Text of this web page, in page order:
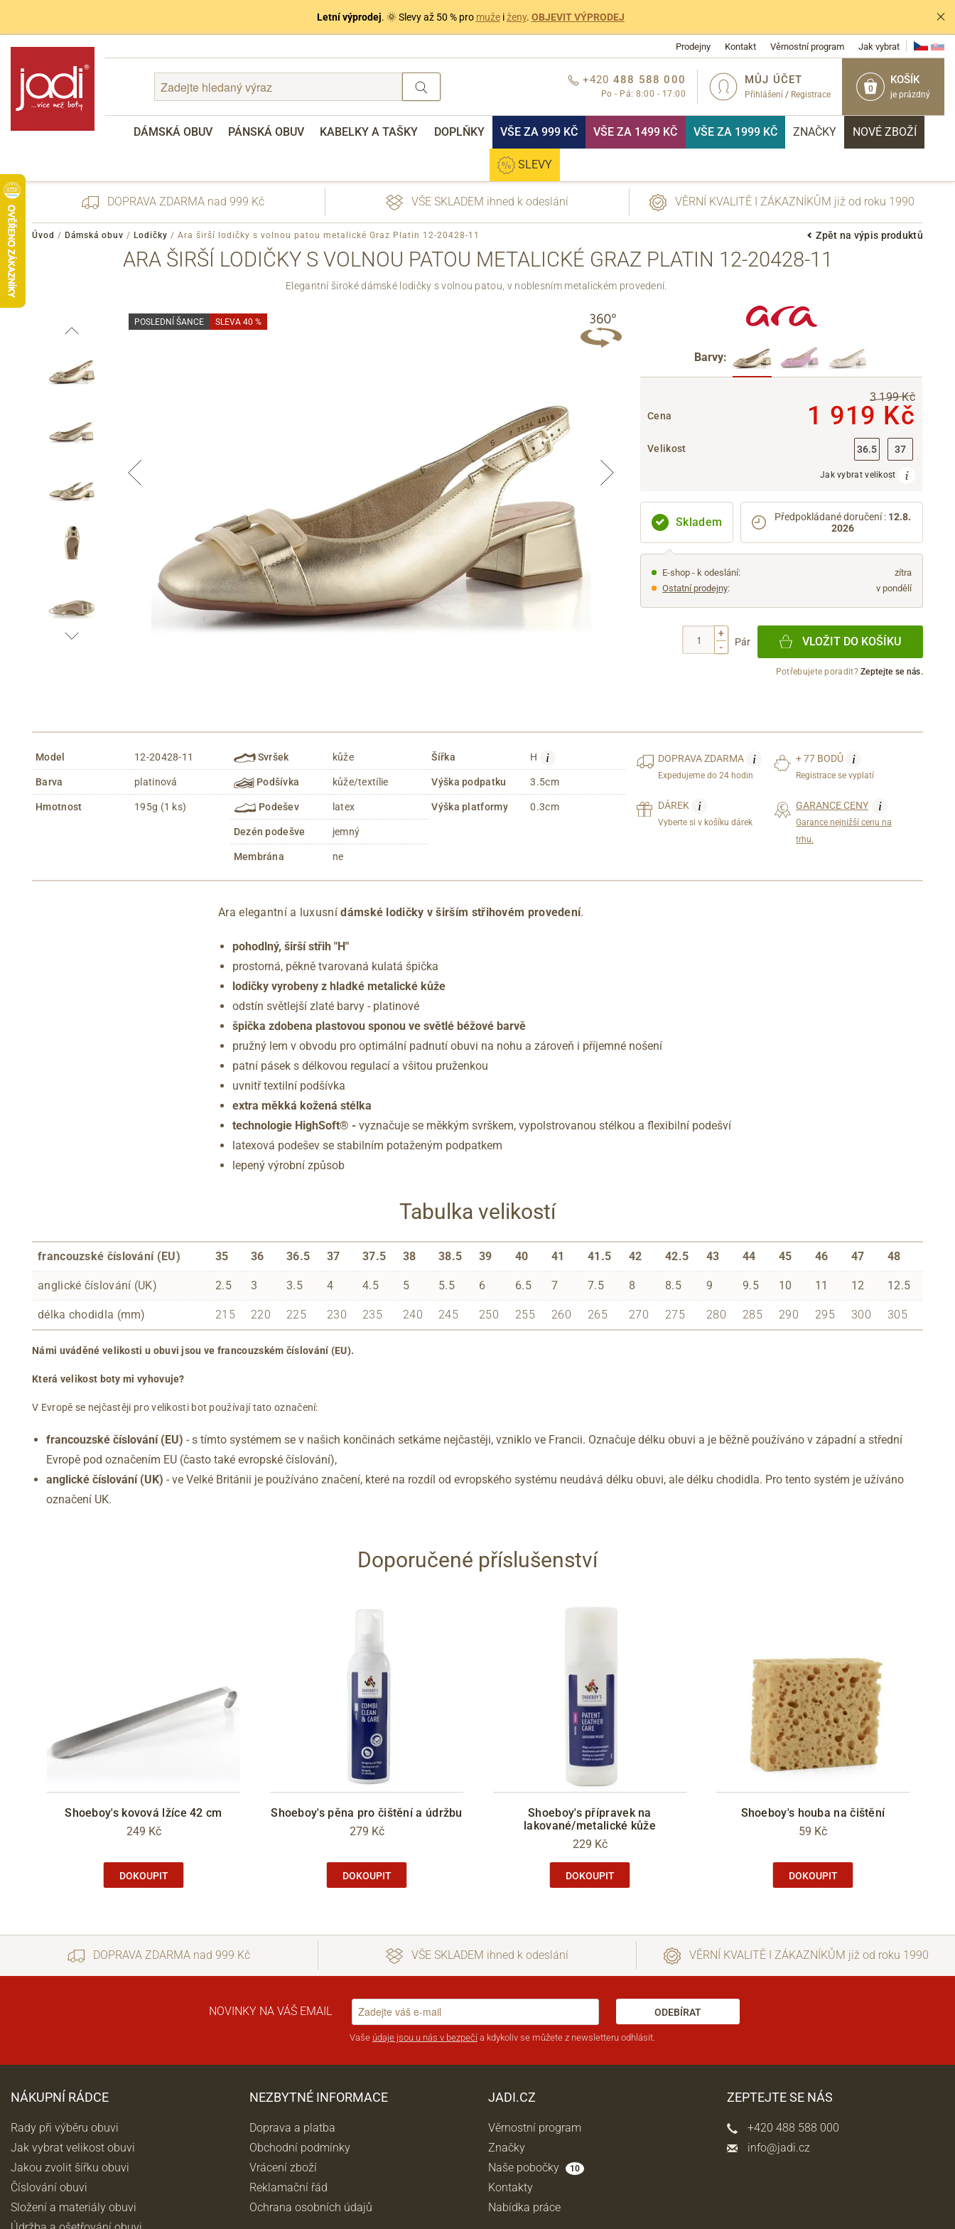
Letní výprodej. 🌞 Slevy až 50 % pro mužeiženy. OBJEVIT VÝPRODEJ
Prodejny Kontakt Věrnostní program Jak vybrat
0
KOŠÍK
je prázdný
MŮJ ÚČET
Přihlášení / Registrace
+420 488 588 000
Po - Pá: 8:00 - 17:00
DÁMSKÁ OBUV PÁNSKÁ OBUV KABELKY A TAŠKY DOPLŇKY VŠE ZA 999 KČ VŠE ZA 1499 KČ VŠE ZA 1999 KČ ZNAČKY NOVÉ ZBOŽÍ
SLEVY
Zapomenuté heslo
Přes Google
Informace o
DOPRAVA ZDARMA nad 999 Kč VŠE SKLADEM ihned k odeslání VĚRNÍ KVALITĚ I ZÁKAZNÍKŮM již od roku 1990
Zpět na výpis produktů
Úvod / Dámská obuv / Lodičky / Ara širší lodičky s volnou patou metalické Graz Platin 12-20428-11
ARA ŠIRŠÍ LODIČKY S VOLNOU PATOU METALICKÉ GRAZ PLATIN 12-20428-11
Elegantní široké dámské lodičky s volnou patou, v noblesním metalickém provedení.
POSLEDNÍ ŠANCE SLEVA 40 %
Barvy:
Cena
3 199 Kč
1 919 Kč
Velikost 36.5 37
Jak vybrat velikost
Skladem Předpokládané doručení : 12.8.
2026
E-shop - k odeslání:
zítra
Ostatní prodejny: v pondělí
+
-
Pár VLOŽIT DO KOŠÍKU
Potřebujete poradit?Zeptejte se nás.
Model 12-20428-11
Barva platinová
Hmotnost 195g (1 ks)
Svršek kůže
Podšívka kůže/textílie
Podešev latex
Dezén podešve jemný
Membrána ne
Šířka H i
Výška podpatku 3.5cm
Výška platformy 0.3cm
DOPRAVAZDARMA i
Expedujeme do 24 hodin
+ 77 BODŮ i
Registrace se vyplatí
DÁREK i
Vyberte si v košíku dárek
GARANCE CENY i
Garance nejnižší cenu na
trhu.
Ara elegantní a luxusnídámské lodičky v širším střihovém provedení.
pohodlný, širší střih "H"
prostorná, pěkně tvarovaná kulatá špička
lodičky vyrobeny z hladké metalické kůže
odstín světlejší zlaté barvy - platinové
špička zdobena plastovou sponou ve světlé béžové barvě
pružný lem v obvodu pro optimální padnutí obuvi na nohu a zároveň i příjemné nošení
patní pásek s délkovou regulací a všitou pruženkou
uvnitř textilní podšívka
extra měkká kožená stélka
technologie HighSoft® - vyznačuje se měkkým svrškem, vypolstrovanou stélkou a flexibilní podešví
latexová podešev se stabilním potaženým podpatkem
lepený výrobní způsob
Tabulka velikostí
francouzské číslování (EU) 35 36 36.5 37 37.5 38 38.5 39 40 41 41.5 42 42.5 43 44 45 46 47 48
anglické číslování (UK) 2.5 3 3.5 4 4.5 5 5.5 6 6.5 7 7.5 8 8.5 9 9.5 10 11 12 12.5
délka chodidla (mm) 215 220 225 230 235 240 245 250 255 260 265 270 275 280 285 290 295 300 305
Námi uváděné velikosti u obuvi jsou ve francouzském číslování (EU).
Která velikost boty mi vyhovuje?
V Evropě se nejčastěji pro velikosti bot používají tato označení:
francouzské číslování (EU) - s tímto systémem se v našich končinách setkáme nejčastěji, vzniklo ve Francii. Označuje délku obuvi a je běžně používáno v západní a střední
Evropě pod označením EU (často také evropské číslování),
anglické číslování (UK) - ve Velké Británii je používáno značení, které na rozdíl od evropského systému neudává délku obuvi, ale délku chodidla. Pro tento systém je užíváno
označení UK.
Doporučené příslušenství
Shoeboy's kovová lžíce 42 cm
249 Kč
DOKOUPIT
Shoeboy's pěna pro čištění a údržbu
279 Kč
DOKOUPIT
Shoeboy's přípravek na
lakované/metalické kůže
229 Kč
DOKOUPIT
Shoeboy's houba na čištění
59 Kč
DOKOUPIT
DOPRAVA ZDARMA nad 999 Kč VŠE SKLADEM ihned k odeslání VĚRNÍ KVALITĚ I ZÁKAZNÍKŮM již od roku 1990
NOVINKY NA VÁŠ EMAIL ODEBÍRAT
Vaše údaje jsou u nás v bezpečí a kdykoliv se můžete z newsletteru odhlásit.
NÁKUPNÍ RÁDCE
Rady při výběru obuvi
Jak vybrat velikost obuvi
Jakou zvolit šířku obuvi
Číslování obuvi
Složení a materiály obuvi
NEZBYTNÉ INFORMACE
Doprava a platba
Obchodní podmínky
Vrácení zboží
Reklamační řád
Ochrana osobních údajů
JADI.CZ
Věrnostní program
Značky
Naše pobočky
10
Kontakty
Nabídka práce
ZEPTEJTE SE NÁS
+420 488 588 000
info@jadi.cz